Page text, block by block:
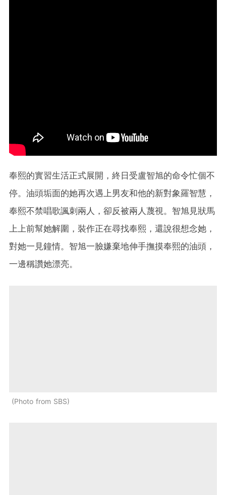
奉熙的實習生活正式展開，終日受盧智旭的命令忙個不
停。油頭垢面的她再次遇上男友和他的新對象羅智慧，
奉熙不禁唱歌諷刺兩人，卻反被兩人蔑視。智旭見狀馬
上上前幫她解圍，裝作正在尋找奉熙，還說很想念她，
對她一見鐘情。智旭一臉嫌棄地伸手撫摸奉熙的油頭，
一邊稱讚她漂亮。
Photo from SBS